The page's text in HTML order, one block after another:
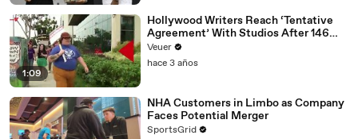
1:09
Hollywood Writers Reach ‘Tentative
Agreement’ With Studios After 146
Day Strike
Veuer
hace 3 años
NHA Customers in Limbo as Company
Faces Potential Merger
SportsGrid